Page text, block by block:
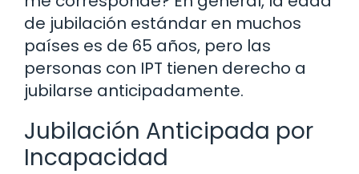
de jubilación estándar en muchos
países es de 65 años, pero las
personas con IPT tienen derecho a
jubilarse anticipadamente.
Jubilación Anticipada por
Incapacidad